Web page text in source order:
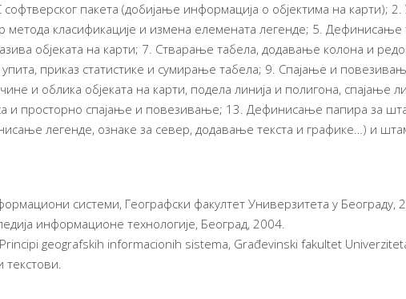
пакета (добијање информација о објектима на карти);
метода класификације и измена елемената легенде; 5.
објеката на карти; 7. Стварање табела, додавање колона и
приказ статистике и сумирање табела; 9. Спајање и
и облика објеката на карти, подела линија и полигона, спајање
и просторно спајање и повезивање; 13. Дефинисање папира за
легенде, ознаке за север, додавање текста и графике…) и
системи, Географски факултет Универзитета у Београду,
информационе технологије, Београд, 2004.
geografskih informacionih sistema, Građevinski fakultet
текстови.